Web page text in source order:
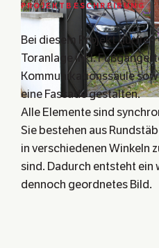
PROJEKTBESCHREIBUNG
Bei diesem Projekt
Toranlage inkl.
Kommunikationssäule
eine Fassade gestalten.
Alle Elemente sind
Sie bestehen aus
in verschiedenen Winkeln
sind. Dadurch entsteht
dennoch geordnetes Bild.